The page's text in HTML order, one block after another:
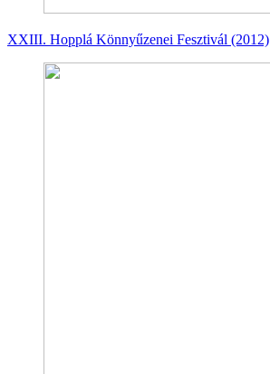
XXIII. Hopplá Könnyűzenei Fesztivál (2012)